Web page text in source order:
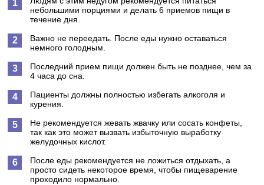
небольшими порциями и делать 6 приемов пищи в
течение дня.
Важно не переедать. После еды нужно оставаться
немного голодным.
Последний прием пищи должен быть не позднее, чем за
4 часа до сна.
Пациенты должны полностью избегать алкоголя и
курения.
Не рекомендуется жевать жвачку или сосать конфеты,
так как это может вызвать избыточную выработку
желудочных кислот.
После еды рекомендуется не ложиться отдыхать, а
просто сидеть некоторое время, чтобы пищеварение
проходило нормально.